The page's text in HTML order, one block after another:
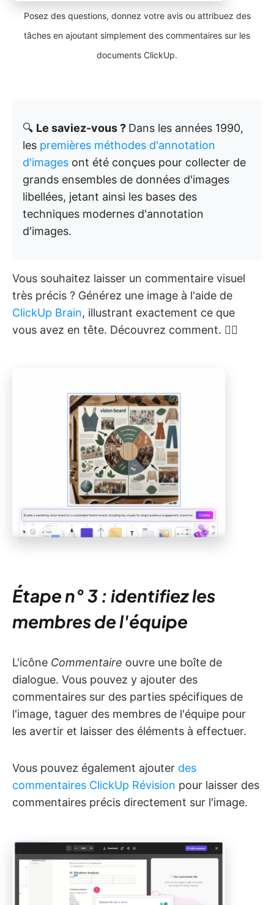
Posez des questions, donnez votre avis ou attribuez des
tâches en ajoutant simplement des commentaires sur les
documents ClickUp.
🔍 Le saviez-vous ? Dans les années 1990,
les premières méthodes d'annotation
d'images ont été conçues pour collecter de
grands ensembles de données d'images
libellées, jetant ainsi les bases des
techniques modernes d'annotation
d'images.
Vous souhaitez laisser un commentaire visuel
très précis ? Générez une image à l'aide de
ClickUp Brain, illustrant exactement ce que
vous avez en tête. Découvrez comment. 👇🏼
Étape n° 3 : identifiez les
membres de l'équipe
L'icône Commentaire ouvre une boîte de
dialogue. Vous pouvez y ajouter des
commentaires sur des parties spécifiques de
l'image, taguer des membres de l'équipe pour
les avertir et laisser des éléments à effectuer.
Vous pouvez également ajouter des
commentaires ClickUp Révision pour laisser des
commentaires précis directement sur l'image.